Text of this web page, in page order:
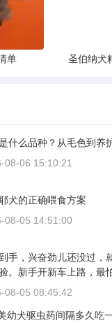
单 圣伯纳犬
什么品种？从毛色到养
08-06 15:10:21
犬的正确喂食方案
08-05 14:51:00
手，兴奋劲儿还没过，
。新手开新车上路，最
是对车况和路况的双重
100公里，这不是老司
08-05 08:45:42
幼犬驱虫药间隔多久吃